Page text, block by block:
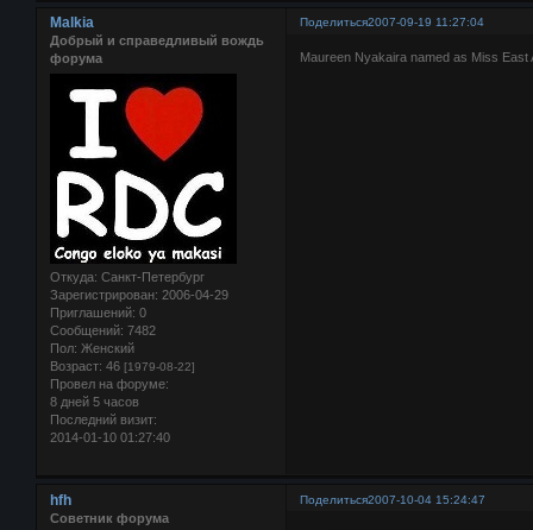
Поделиться2007-09-19 11:27:04
Malkia
Добрый и справедливый вождь
форума
Откуда: Санкт-Петербург
Зарегистрирован: 2006-04-29
Приглашений: 0
Сообщений: 7482
Пол: Женский
Возраст: 46 [1979-08-22]
Провел на форуме:
8 дней 5 часов
Последний визит:
2014-01-10 01:27:40
Maureen Nyakaira named as Miss East
Поделиться2007-10-04 15:24:47
hfh
Советник форума